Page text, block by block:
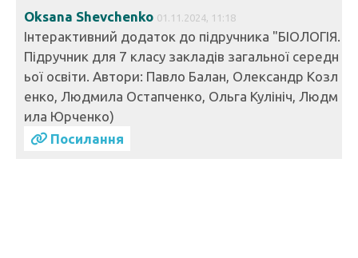
Oksana Shevchenko 01.11.2024, 11:18
Інтерактивний додаток до підручника "БІОЛОГІЯ.
Підручник для 7 класу закладів загальної середн
ьої освіти. Автори: Павло Балан, Олександр Козл
енко, Людмила Остапченко, Ольга Кулініч, Людм
ила Юрченко)
Посилання